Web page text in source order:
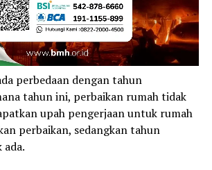
perbedaan dengan tahun
tahun ini, perbaikan rumah tidak
upah pengerjaan untuk rumah
perbaikan, sedangkan tahun
ada.